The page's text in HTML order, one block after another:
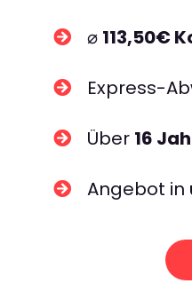
⌀ 113,50€
Express-
Über 16
Angebot in